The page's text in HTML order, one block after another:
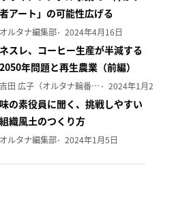
者アート」の可能性広げる
オルタナ編集部 2024年4月16日
ネスレ、コーヒー生産が半減する
2050年問題と再生農業（前編）
吉田 広子（オルタナ輪番編集長） 2024年1月29日
味の素役員に聞く、挑戦しやすい
組織風土のつくり方
オルタナ編集部 2024年1月5日